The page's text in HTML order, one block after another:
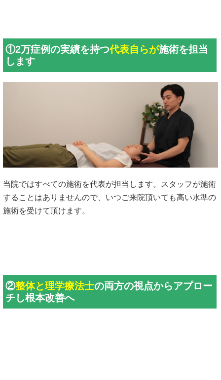
①2万症例の実績を持つ代表自らが施術を担当
します
当院ではすべての施術を代表が担当します。スタッフが施術
することはありませんので、いつご来院頂いても高い水準の
施術を受けて頂けます。
②整体と理学療法士の両方の視点からアプロー
チし根本改善へ